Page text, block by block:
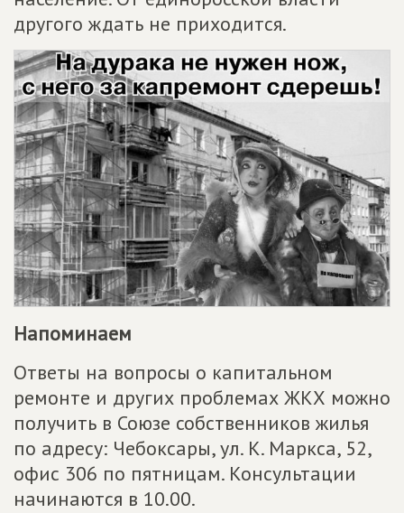
другого ждать не приходится.
Напоминаем
Ответы на вопросы о капитальном
ремонте и других проблемах ЖКХ можно
получить в Союзе собственников жилья
по адресу: Чебоксары, ул. К. Маркса, 52,
офис 306 по пятницам. Консультации
начинаются в 10.00.